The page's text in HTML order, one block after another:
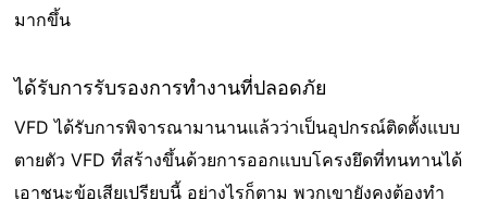
มากขึ้น
ได้รับการรับรองการทํางานที่ปลอดภัย
VFD ได้รับการพิจารณามานานแล้วว่าเป็นอุปกรณ์ติดตั้งแบบ
ตายตัว VFD ที่สร้างขึ้นด้วยการออกแบบโครงยึดที่ทนทานได้
เอาชนะข้อเสียเปรียบนี้ อย่างไรก็ตาม พวกเขายังคงต้องทํา